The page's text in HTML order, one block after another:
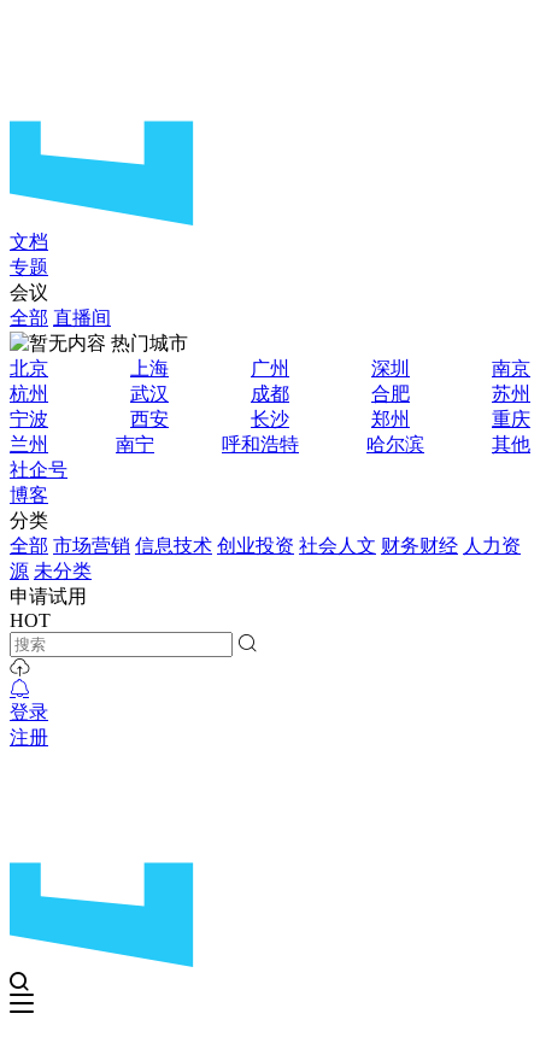
文档
专题
会议
全部 直播间
热门城市
北京
上海 广州 深圳
南京
杭州
武汉 成都 合肥
苏州
宁波
西安 长沙 郑州
重庆
兰州
南宁 呼和浩特 哈尔滨
其他
社企号
博客
分类
全部 市场营销 信息技术 创业投资 社会人文 财务财经 人力资
源 未分类
申请试用
HOT
登录
注册